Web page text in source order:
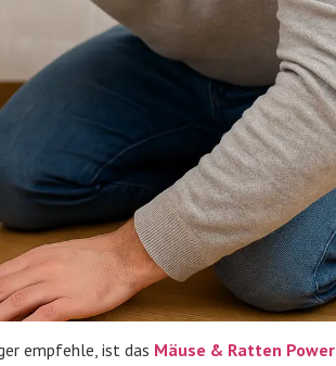
empfehle, ist das Mäuse & Ratten Power